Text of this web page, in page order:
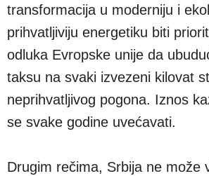
transformacija u moderniju i
prihvatljiviju energetiku biti
odluka Evropske unije da
taksu na svaki izvezeni kilovat
neprihvatljivog pogona. Iznos
se svake godine uvećavati.
Drugim rečima, Srbija ne može